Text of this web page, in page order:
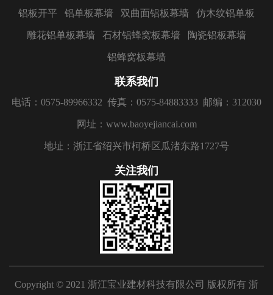
铝板开平 铝单板幕墙 双曲面铝板幕墙 仿木纹铝单板
雕花铝单板幕墙 石材铝蜂窝板幕墙 陶瓷铝板幕墙
铝蜂窝板幕墙
联系我们
电话：0575-89966332 传真：0575-84883333 邮编：312030
网址：www.baoyejiancai.com
地址：浙江省绍兴市柯桥区瓜渚东路1727号
关注我们
Copyright © 2021 浙江宝业建材科技有限公司 版权所有 浙